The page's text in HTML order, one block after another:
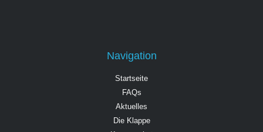
Navigation
Startseite
FAQs
Aktuelles
Die Klappe